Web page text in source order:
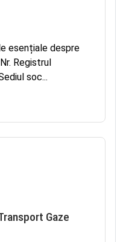
esențiale despre
Registrul
soc...
Gaze